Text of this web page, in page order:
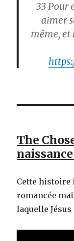
33 Pour
aimer
même,
The
Cette histoire
romancée
laquelle